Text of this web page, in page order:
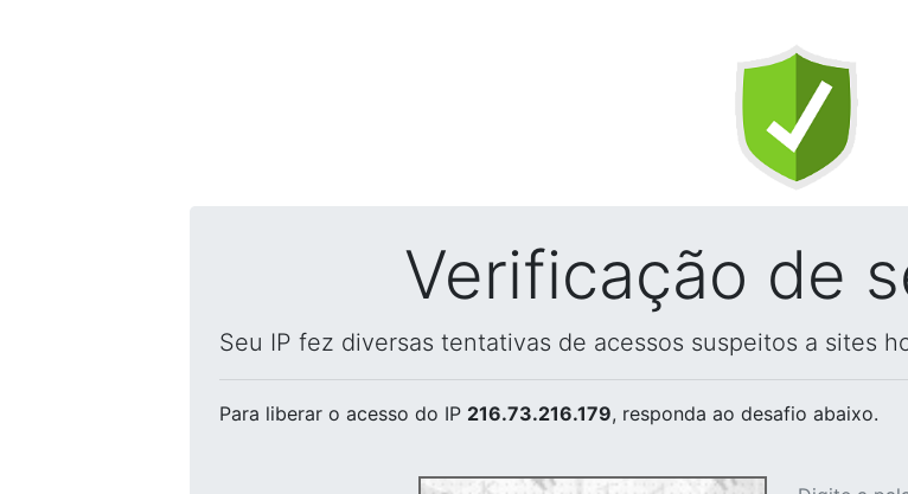
Verificação de
Seu IP fez diversas tentativas de acessos suspeitos a sites
Para liberar o acesso do IP 216.73.216.179, responda ao desafio abaixo.